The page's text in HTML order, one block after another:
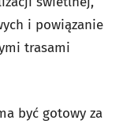
i powiązanie
trasami
być gotowy za